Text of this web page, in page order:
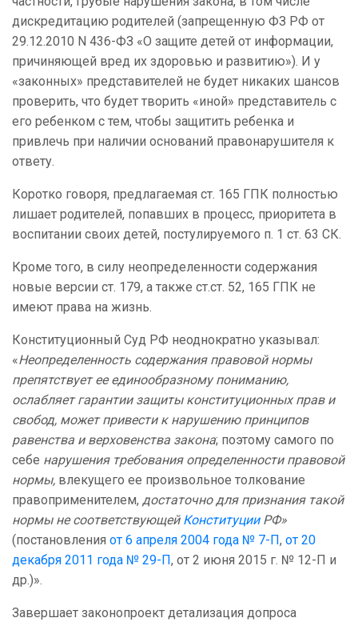
дискредитацию родителей (запрещенную ФЗ РФ от
29.12.2010 N 436-ФЗ «О защите детей от информации,
причиняющей вред их здоровью и развитию»). И у
«законных» представителей не будет никаких шансов
проверить, что будет творить «иной» представитель с
его ребенком с тем, чтобы защитить ребенка и
привлечь при наличии оснований правонарушителя к
ответу.
Коротко говоря, предлагаемая ст. 165 ГПК полностью
лишает родителей, попавших в процесс, приоритета в
воспитании своих детей, постулируемого п. 1 ст. 63 СК.
Кроме того, в силу неопределенности содержания
новые версии ст. 179, а также ст.ст. 52, 165 ГПК не
имеют права на жизнь.
Конституционный Суд РФ неоднократно указывал:
«Неопределенность содержания правовой нормы
препятствует ее единообразному пониманию,
ослабляет гарантии защиты конституционных прав и
свобод, может привести к нарушению принципов
равенства и верховенства закона; поэтому самого по
себе нарушения требования определенности правовой
нормы, влекущего ее произвольное толкование
правоприменителем, достаточно для признания такой
нормы не соответствующей КонституцииРФ»
(постановления от 6 апреля 2004 года № 7-П, от 20
декабря 2011 года № 29-П, от 2 июня 2015 г. № 12-П и
др.)».
Завершает законопроект детализация допроса